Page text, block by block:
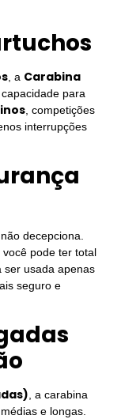
, a Carabina
para
, competições
interrupções
não decepciona.
, você pode ter total
ser usada apenas
seguro e
, a carabina
e longas.